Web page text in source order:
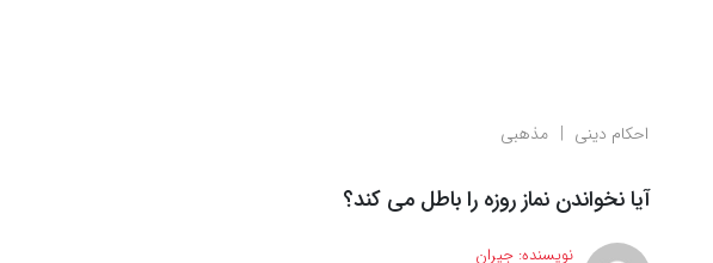
احکام دینی
مذهبی
آیا نخواندن نماز روزه را باطل می کند؟
نویسنده: جیران